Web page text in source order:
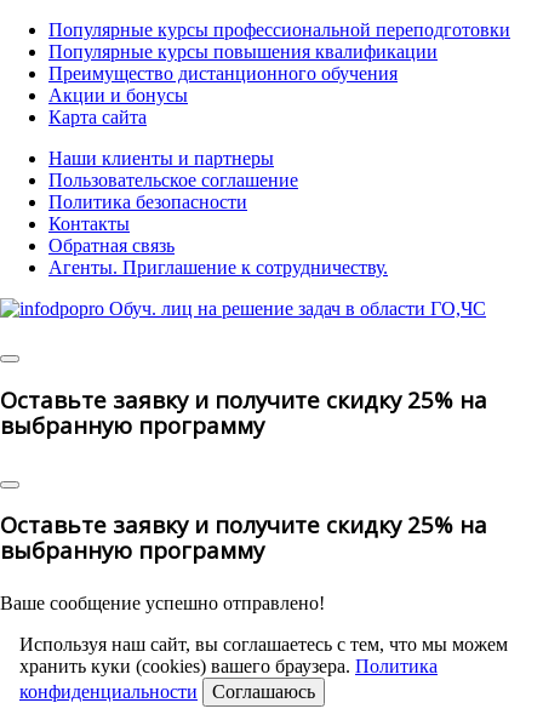
Популярные курсы профессиональной переподготовки
Популярные курсы повышения квалификации
Преимущество дистанционного обучения
Акции и бонусы
Карта сайта
Наши клиенты и партнеры
Пользовательское соглашение
Политика безопасности
Контакты
Обратная связь
Агенты. Приглашение к сотрудничеству.
Оставьте заявку и получите скидку 25% на
выбранную программу
Оставьте заявку и получите скидку 25% на
выбранную программу
Ваше сообщение успешно отправлено!
Используя наш сайт, вы соглашаетесь с тем, что мы можем
хранить куки (cookies) вашего браузера. Политика
конфиденциальности
Соглашаюсь